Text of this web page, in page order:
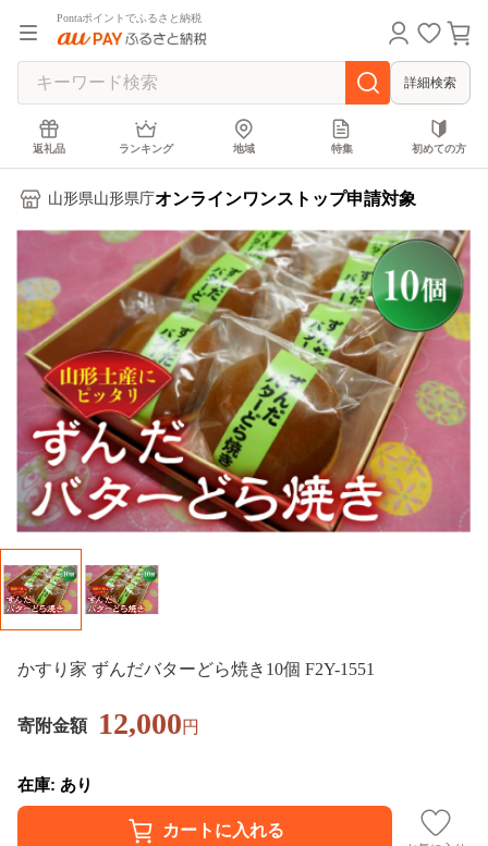
Pontaポイントでふるさと納税
詳細検索
返礼品 ランキング 地域 特集 初めての方
山形県山形県庁オンラインワンストップ申請対象
かすり家 ずんだバターどら焼き10個 F2Y-1551
寄附金額 12,000円
在庫: あり